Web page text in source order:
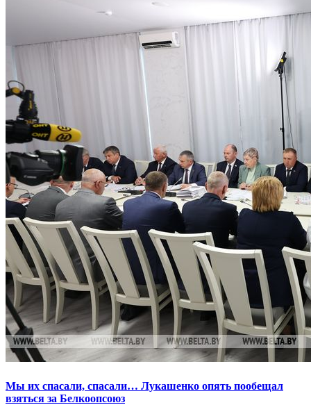
Мы их спасали, спасали… Лукашенко опять пообещал
взяться за Белкоопсоюз